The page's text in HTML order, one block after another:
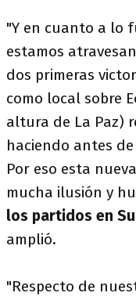
"Y en cuanto a lo
estamos
dos primeras
como local sobre
altura de La Paz)
haciendo antes
Por eso esta
mucha ilusión y
los partidos en
amplió.
"Respecto de